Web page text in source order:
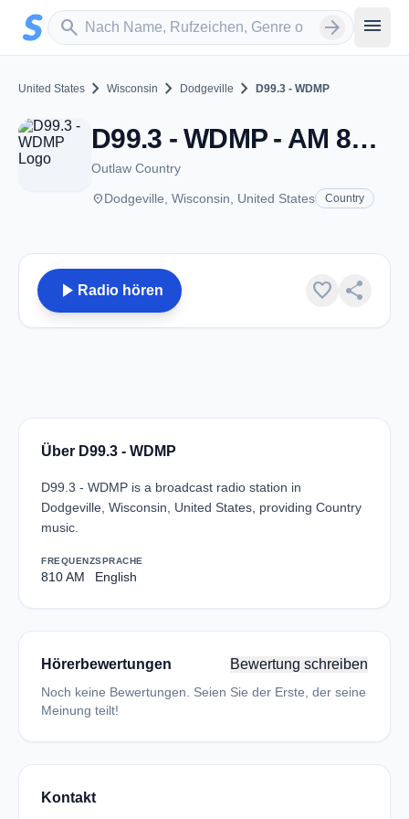
Zum Hauptinhalt springen
search
Sender suchen arrow_forward menu
United States chevron_right Wisconsin chevron_right Dodgeville chevron_right D99.3 - WDMP
D99.3 - WDMP - AM 810 - Dodgeville, WI
Outlaw Country
placeDodgeville, Wisconsin, United States Country
play_arrow Radio hören favorite share
Über D99.3 - WDMP
D99.3 - WDMP is a broadcast radio station in
Dodgeville, Wisconsin, United States, providing Country
music.
FREQUENZ
810 AM
SPRACHE
English
Hörerbewertungen Bewertung schreiben
Noch keine Bewertungen. Seien Sie der Erste, der seine
Meinung teilt!
Kontakt